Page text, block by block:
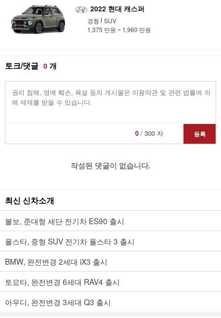
2022 현대 캐스퍼
경형
SUV
1,375 만원 ~ 1,960 만원
토크/댓글 0 개
0/ 300 자 등록
작성된 댓글이 없습니다.
최신 신차소개
볼보, 준대형 세단 전기차 ES90 출시
폴스타, 중형 SUV 전기차 폴스타 3 출시
BMW, 완전변경 2세대 iX3 출시
토요타, 완전변경 6세대 RAV4 출시
아우디, 완전변경 3세대 Q3 출시